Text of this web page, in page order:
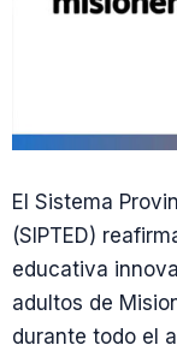
El Sistema
(SIPTED)
educativa
adultos de
durante todo el